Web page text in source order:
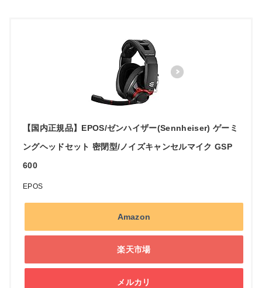
【国内正規品】EPOS/ゼンハイザー(Sennheiser) ゲーミ
ングヘッドセット 密閉型/ノイズキャンセルマイク GSP
600
EPOS
Amazon
楽天市場
メルカリ